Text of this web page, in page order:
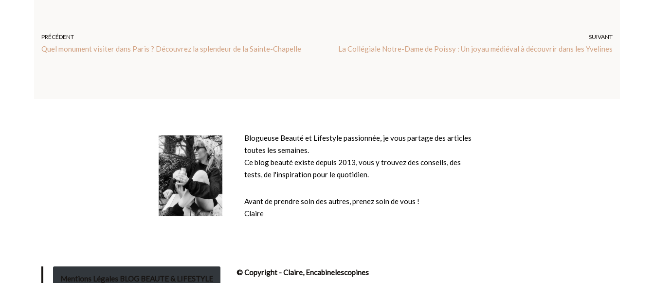
PRÉCÉDENT
Quel monument visiter dans Paris ? Découvrez la splendeur de la Sainte-Chapelle
SUIVANT
La Collégiale Notre-Dame de Poissy : Un joyau médiéval à découvrir dans les Yvelines
Blogueuse Beauté et Lifestyle passionnée, je vous partage des articles
toutes les semaines.
Ce blog beauté existe depuis 2013, vous y trouvez des conseils, des
tests, de l'inspiration pour le quotidien.
Avant de prendre soin des autres, prenez soin de vous !
Claire
Mentions Légales BLOG BEAUTE & LIFESTYLE
© Copyright - Claire, Encabinelescopines